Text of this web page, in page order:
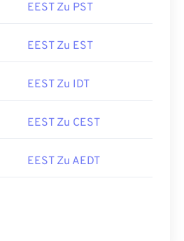
EEST Zu PST
EEST Zu EST
EEST Zu IDT
EEST Zu CEST
EEST Zu AEDT